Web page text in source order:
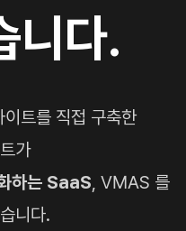
니다.
트를 직접 구축한
가
하는 SaaS, VMAS 를
니다.